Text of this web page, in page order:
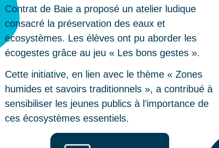
Contrat de Baie a proposé un atelier ludique
consacré la préservation des eaux et
écosystèmes. Les élèves ont pu aborder les
écogestes grâce au jeu « Les bons gestes ».
Cette initiative, en lien avec le thème « Zones
humides et savoirs traditionnels », a contribué à
sensibiliser les jeunes publics à l’importance de
ces écosystèmes essentiels.